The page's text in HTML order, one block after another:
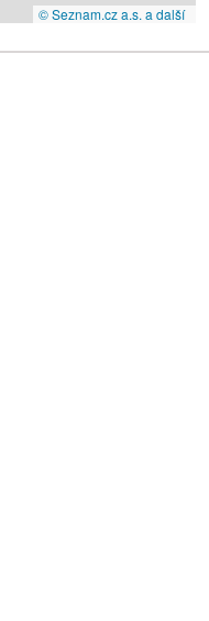
© Seznam.cz a.s. a další